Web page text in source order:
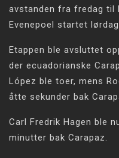
avstanden fra fredag til
Evenepoel startet
Etappen ble avsluttet
der ecuadorianske
López ble toer, mens
åtte sekunder bak
Carl Fredrik Hagen ble
minutter bak Carapaz.